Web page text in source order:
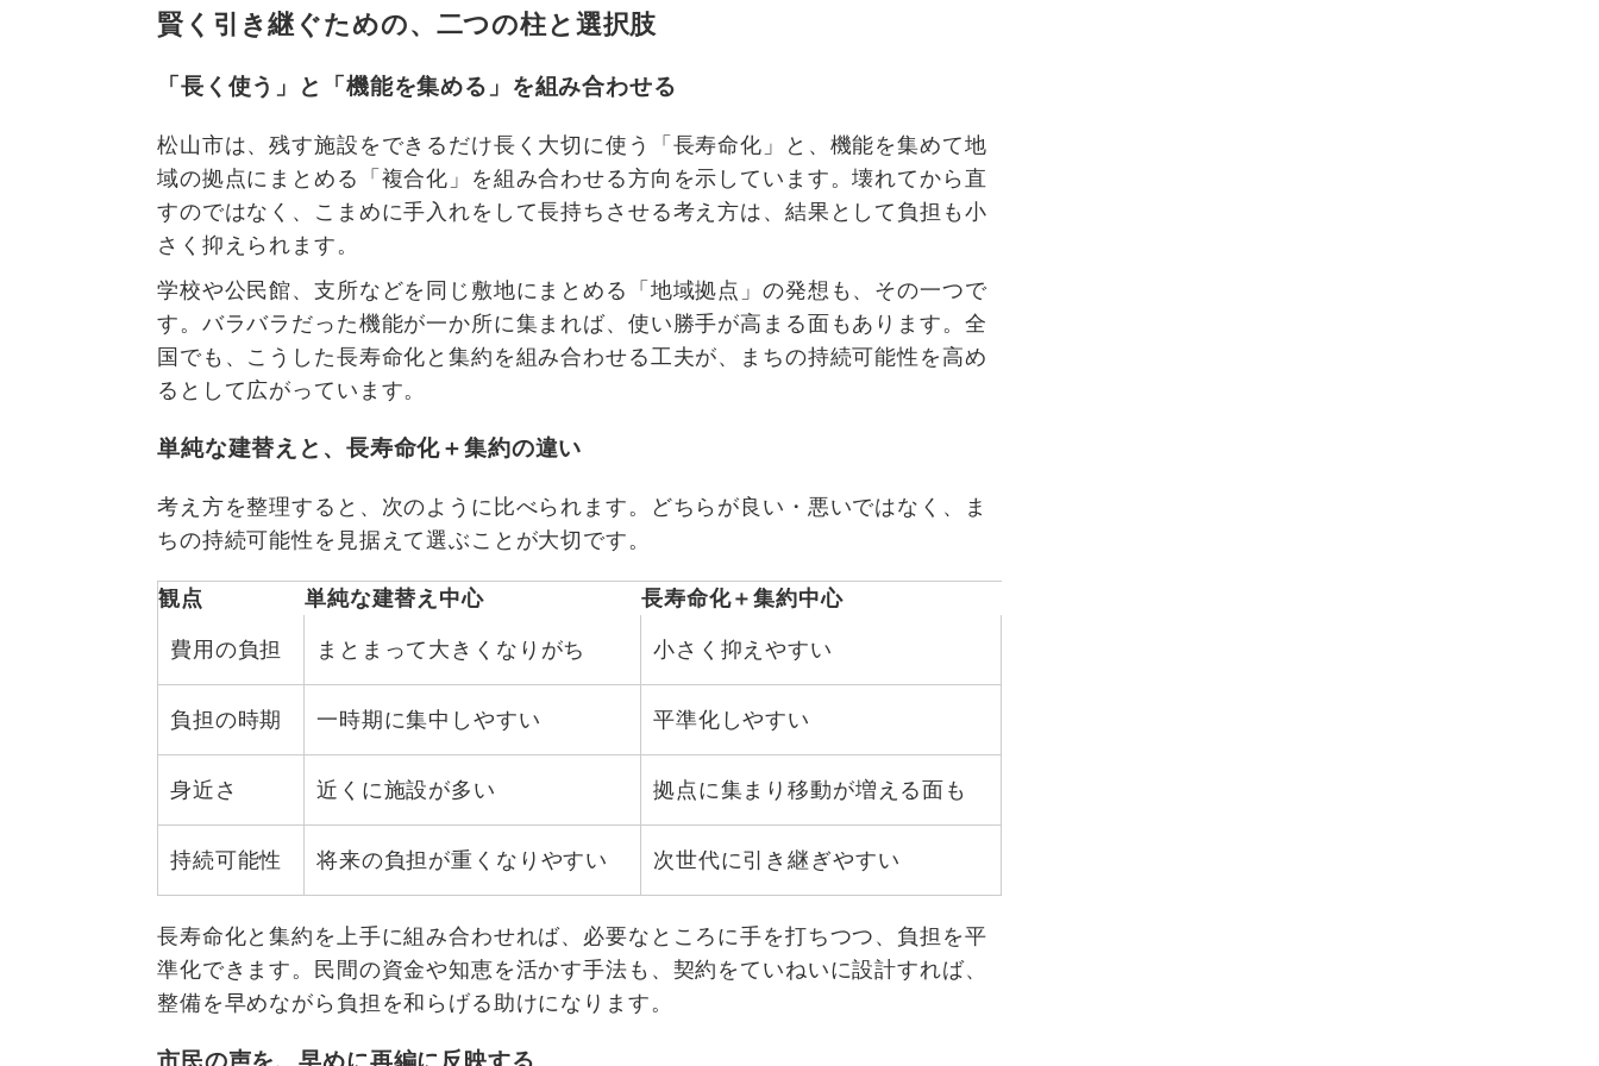
賢く引き継ぐための、二つの柱と選択肢
「長く使う」と「機能を集める」を組み合わせる
松山市は、残す施設をできるだけ長く大切に使う「長寿命化」と、機能を集めて地
域の拠点にまとめる「複合化」を組み合わせる方向を示しています。壊れてから直
すのではなく、こまめに手入れをして長持ちさせる考え方は、結果として負担も小
さく抑えられます。
学校や公民館、支所などを同じ敷地にまとめる「地域拠点」の発想も、その一つで
す。バラバラだった機能が一か所に集まれば、使い勝手が高まる面もあります。全
国でも、こうした長寿命化と集約を組み合わせる工夫が、まちの持続可能性を高め
るとして広がっています。
単純な建替えと、長寿命化＋集約の違い
考え方を整理すると、次のように比べられます。どちらが良い・悪いではなく、ま
ちの持続可能性を見据えて選ぶことが大切です。
観点 単純な建替え中心 長寿命化＋集約中心
費用の負担 まとまって大きくなりがち 小さく抑えやすい
負担の時期 一時期に集中しやすい 平準化しやすい
身近さ 近くに施設が多い 拠点に集まり移動が増える面も
持続可能性 将来の負担が重くなりやすい 次世代に引き継ぎやすい
長寿命化と集約を上手に組み合わせれば、必要なところに手を打ちつつ、負担を平
準化できます。民間の資金や知恵を活かす手法も、契約をていねいに設計すれば、
整備を早めながら負担を和らげる助けになります。
市民の声を、早めに再編に反映する